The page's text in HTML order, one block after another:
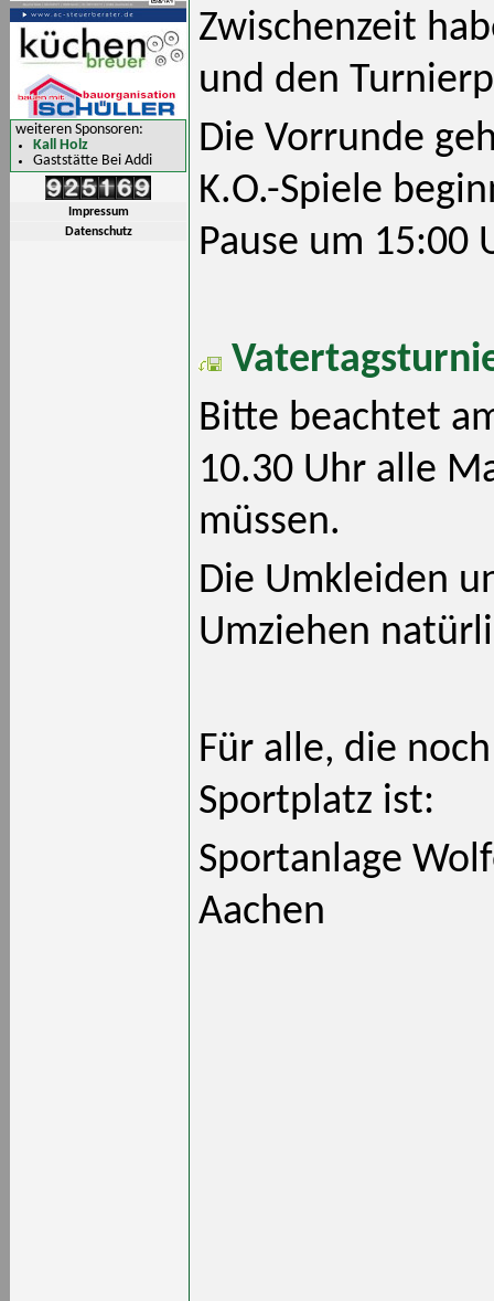
weiteren Sponsoren:
Kall Holz
Gaststätte Bei Addi
Impressum
Datenschutz
Zwischenzeit
und den
Die Vorrunde
K.O.-Spiele
Pause um 15:00
Bitte beachtet
10.30 Uhr alle
müssen.
Die Umkleiden
Umziehen
Für alle, die
Sportplatz ist:
Sportanlage
Aachen